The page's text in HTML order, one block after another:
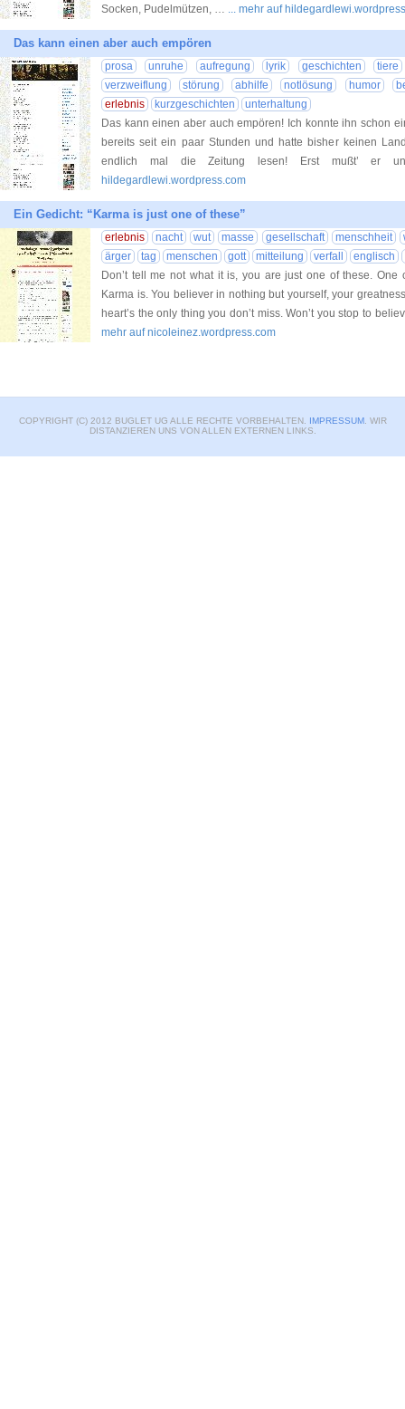
Socken, Pudelmützen, … ... mehr auf
Das kann einen aber auch empören
prosa unruhe aufregung lyrik geschichten
tiere
verzweiflung
störung abhilfe notlösung humor
erlebnis
kurzgeschichten
unterhaltung
Das kann einen aber auch empören! Ich konnte ihn schon
bereits seit ein paar Stunden und hatte bisher keinen
endlich mal die Zeitung lesen! Erst mußt’ er
hildegardlewi.wordpress.com
Ein Gedicht: “Karma is just one of these”
erlebnis nacht wut masse gesellschaft menschheit
ärger
tag menschen gott mitteilung verfall
englisch
Don’t tell me not what it is, you are just one of these. One
Karma is. You believer in nothing but yourself, your
heart’s the only thing you don’t miss. Won’t you stop to
mehr auf nicoleinez.wordpress.com
COPYRIGHT (C) 2012 BUGLET UG ALLE RECHTE VORBEHALTEN. IMPRESSUM. WIR
DISTANZIEREN UNS VON ALLEN EXTERNEN LINKS.